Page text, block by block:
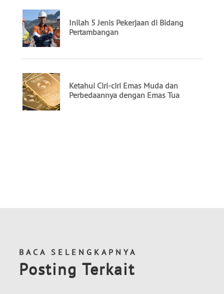
BACA SELENGKAPNYA
Posting Terkait